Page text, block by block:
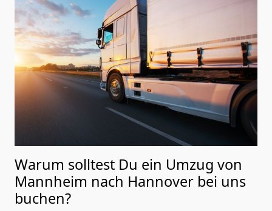
Warum solltest Du ein Umzug von
Mannheim nach Hannover bei uns
buchen?